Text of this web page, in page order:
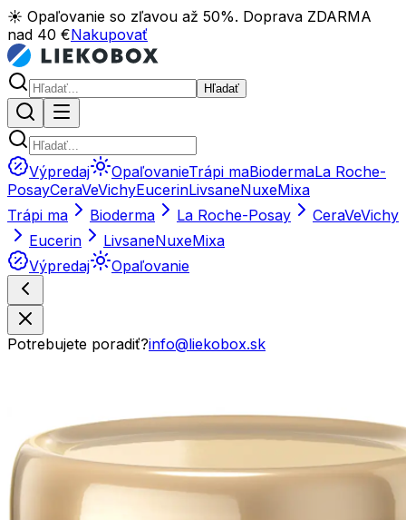
☀️ Opaľovanie so zľavou až 50%. Doprava ZDARMA
nad 40 €Nakupovať
Hľadať
Výpredaj OpaľovanieTrápi maBiodermaLa Roche-
PosayCeraVeVichyEucerinLivsaneNuxeMixa
Trápi ma
Bioderma La Roche-Posay CeraVeVichy
Eucerin
LivsaneNuxeMixa
Výpredaj
Opaľovanie
Potrebujete poradiť?info@liekobox.sk